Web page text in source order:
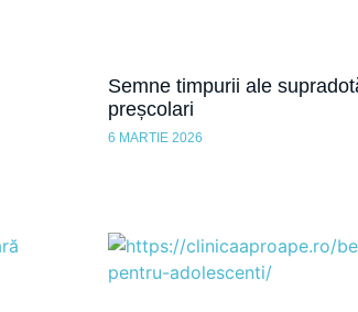
Semne timpurii ale
preșcolari
6 MARTIE 2026